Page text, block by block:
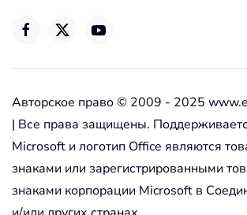
Авторское право © 2009 - 2025
| Все права защищены.
Microsoft и логотип Office являются
знаками или зарегистрированными
знаками корпорации Microsoft в